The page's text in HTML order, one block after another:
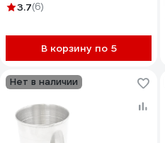
3.7(6)
В корзину по 5
Нет в наличии